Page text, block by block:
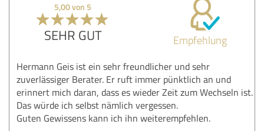
5,00 von 5
SEHR GUT Empfehlung
Hermann Geis ist ein sehr freundlicher und sehr
zuverlässiger Berater. Er ruft immer pünktlich an und
erinnert mich daran, dass es wieder Zeit zum Wechseln ist.
Das würde ich selbst nämlich vergessen.
Guten Gewissens kann ich ihn weiterempfehlen.